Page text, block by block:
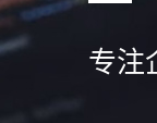
专注